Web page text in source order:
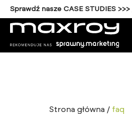
Sprawdź nasze CASE STUDIES >>>
Strona główna / faq